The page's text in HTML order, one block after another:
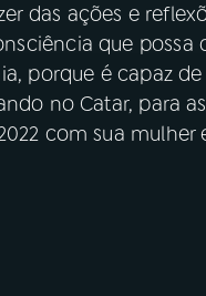
das ações e
que possa
porque é capaz
no Catar, para
com sua mulher